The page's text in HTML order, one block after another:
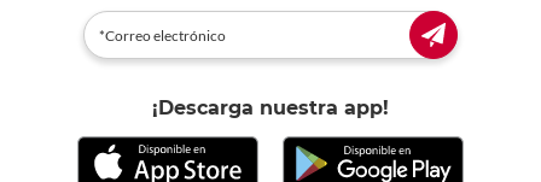
¡Descarga nuestra app!